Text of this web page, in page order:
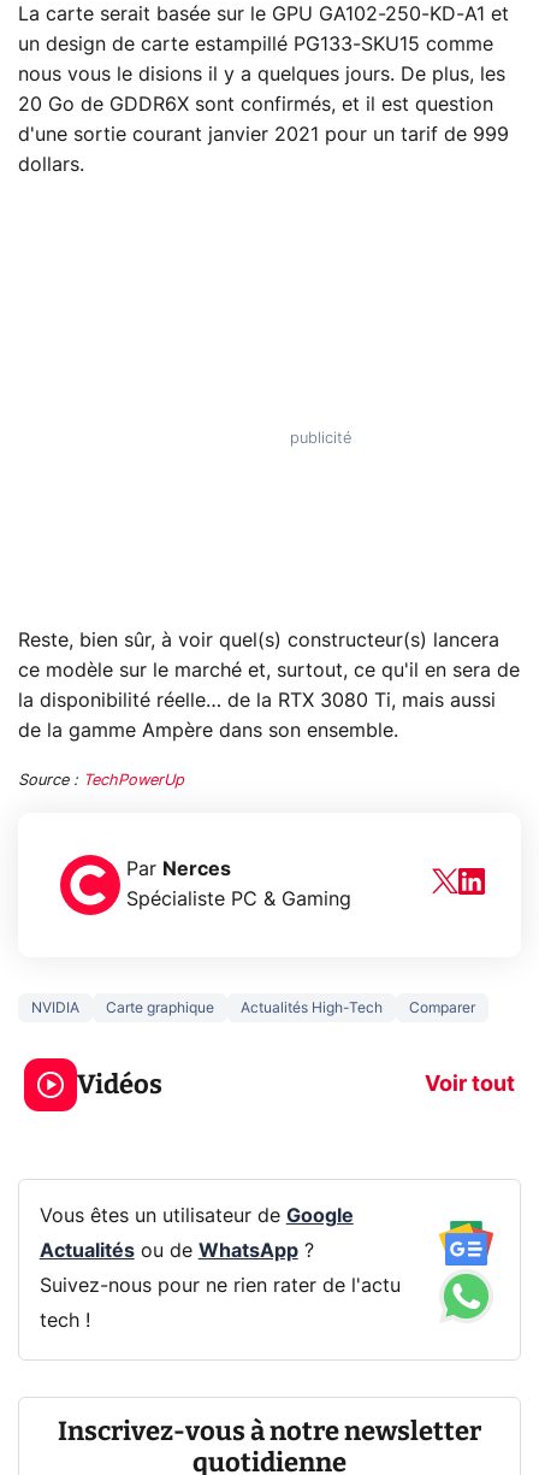
La carte serait basée sur le GPU GA102-250-KD-A1 et
un design de carte estampillé PG133-SKU15 comme
nous vous le disions il y a quelques jours. De plus, les
20 Go de GDDR6X sont confirmés, et il est question
d'une sortie courant janvier 2021 pour un tarif de 999
dollars.
Reste, bien sûr, à voir quel(s) constructeur(s) lancera
ce modèle sur le marché et, surtout, ce qu'il en sera de
la disponibilité réelle… de la RTX 3080 Ti, mais aussi
de la gamme Ampère dans son ensemble.
Source : TechPowerUp
Par Nerces
Spécialiste PC & Gaming
NVIDIA Carte graphique Actualités High-Tech Comparer
Vidéos Voir tout
3 écrans en 1 pour
319€ ? Voici L'AOC
CQ32G4ZA !
5
prochaine
Vous êtes un utilisateur de Google
Actualitésou de WhatsApp?
Suivez-nous pour ne rien rater de l'actu
tech !
Inscrivez-vous à notre newsletter
quotidienne